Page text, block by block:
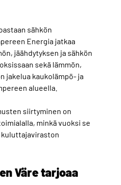
sähkön
Energia jatkaa
jäähdytyksen ja sähkön
sekä lämmön,
jakelua kaukolämpö- ja
alueella.
siirtyminen on
minkä vuoksi se
kuluttajaviraston
Väre tarjoaa